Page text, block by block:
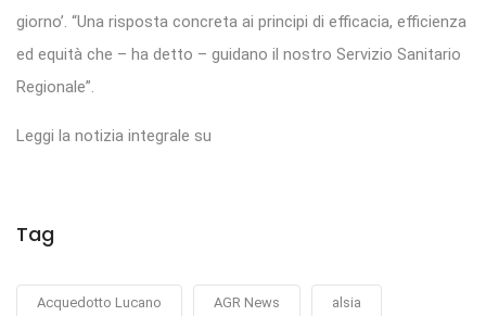
giorno’. “Una risposta concreta ai principi di efficacia, efficienza
ed equità che – ha detto – guidano il nostro Servizio Sanitario
Regionale”.
Leggi la notizia integrale su
Tag
Acquedotto Lucano AGR News alsia